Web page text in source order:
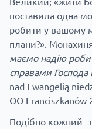
поставила одна
робити у вашому
плани?».
маємо надію
справами Господа
nad Ewangelią
OO Franciszkanów
Подібно кожний